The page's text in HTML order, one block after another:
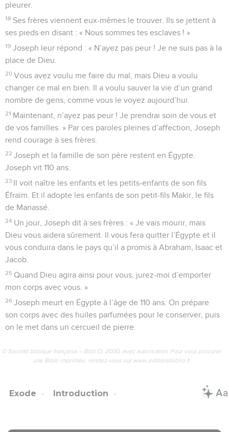
pleurer.
18 Ses frères viennent eux-mêmes le trouver. Ils se jettent à
ses pieds en disant : « Nous sommes tes esclaves ! »
19 Joseph leur répond : « N’ayez pas peur ! Je ne suis pas à la
place de Dieu.
20 Vous avez voulu me faire du mal, mais Dieu a voulu
changer ce mal en bien. Il a voulu sauver la vie d’un grand
nombre de gens, comme vous le voyez aujourd’hui.
21 Maintenant, n’ayez pas peur ! Je prendrai soin de vous et
de vos familles. » Par ces paroles pleines d’affection, Joseph
rend courage à ses frères.
22 Joseph et la famille de son père restent en Égypte.
Joseph vit 110 ans.
23 Il voit naître les enfants et les petits-enfants de son fils
Éfraïm. Et il adopte les enfants de son petit-fils Makir, le fils
de Manassé.
24 Un jour, Joseph dit à ses frères : « Je vais mourir, mais
Dieu vous aidera sûrement. Il vous fera quitter l’Égypte et il
vous conduira dans le pays qu’il a promis à Abraham, Isaac et
Jacob.
25 Quand Dieu agira ainsi pour vous, jurez-moi d’emporter
mon corps avec vous. »
26 Joseph meurt en Égypte à l’âge de 110 ans. On prépare
son corps avec des huiles parfumées pour le conserver, puis
on le met dans un cercueil de pierre.
© Société biblique française – Bibli’O, 2000, avec autorisation. Pour vous procurer
une Bible imprimée, rendez-vous sur www.editionsbiblio.fr
Exode Introduction